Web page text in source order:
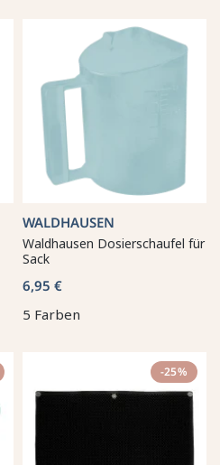
WALDHAUSEN
Waldhausen Dosierschaufel für
Sack
6,95 €
5 Farben
-25%